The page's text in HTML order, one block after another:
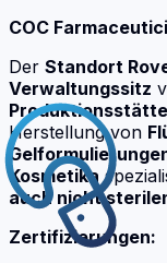
COC
Der Standort
Verwaltungssitz
Produktionsstätte
Herstellung von
Kosmetika
auch nicht
Zertifizierungen: